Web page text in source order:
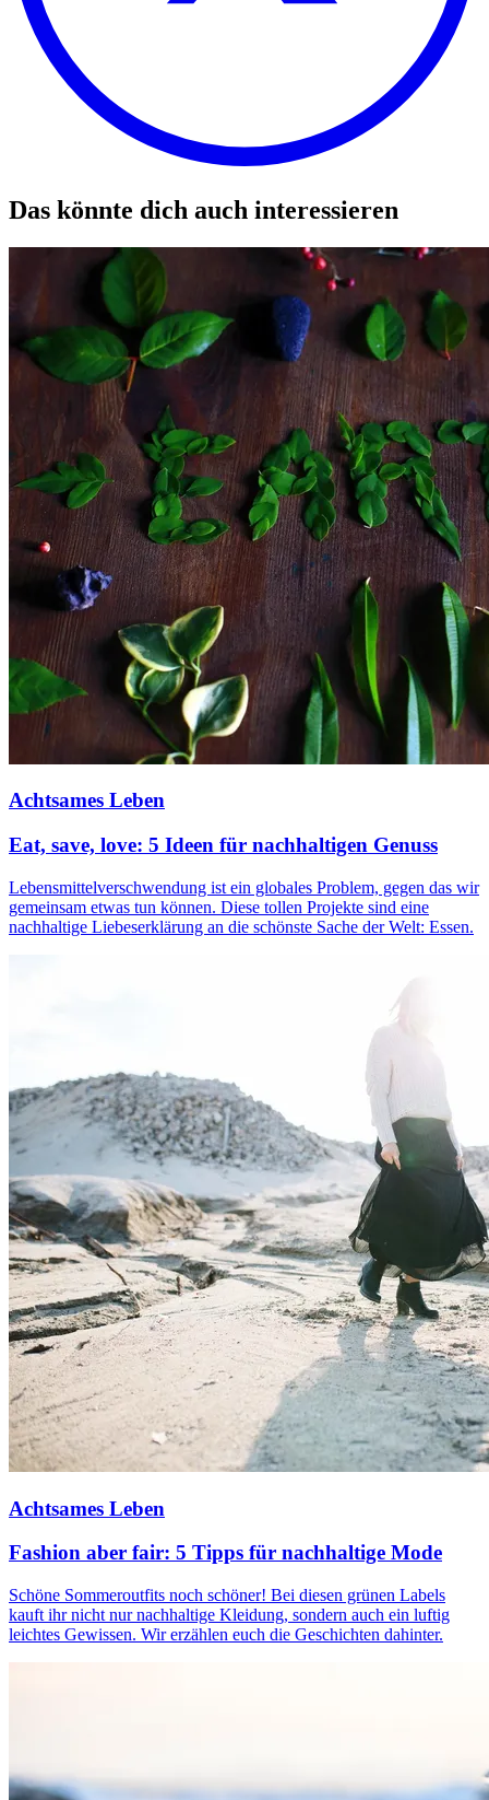
Das könnte dich auch interessieren
Achtsames Leben
Eat, save, love: 5 Ideen für nachhaltigen Genuss
Lebensmittelverschwendung ist ein globales Problem, gegen das wir
gemeinsam etwas tun können. Diese tollen Projekte sind eine
nachhaltige Liebeserklärung an die schönste Sache der Welt: Essen.
Achtsames Leben
Fashion aber fair: 5 Tipps für nachhaltige Mode
Schöne Sommeroutfits noch schöner! Bei diesen grünen Labels
kauft ihr nicht nur nachhaltige Kleidung, sondern auch ein luftig
leichtes Gewissen. Wir erzählen euch die Geschichten dahinter.